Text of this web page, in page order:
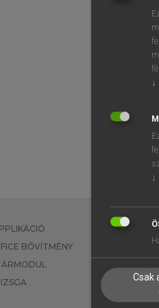
BŐVÍTMÉNY
EGYÉNI
VÁLLALATI
↓
↓
Csak